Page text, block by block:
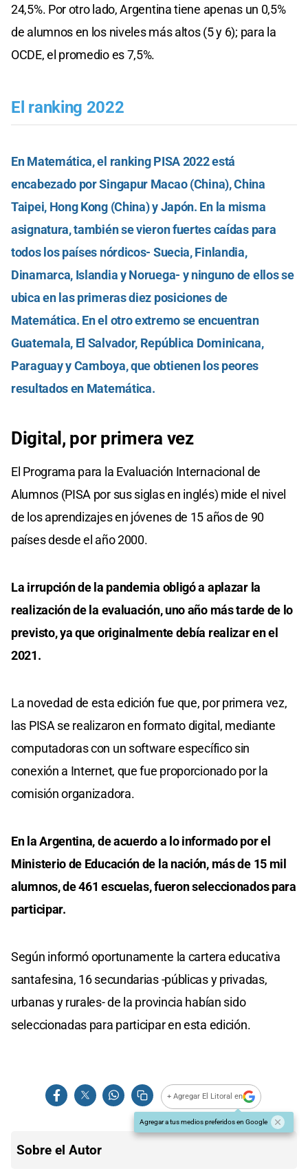
24,5%. Por otro lado, Argentina tiene apenas un 0,5%
de alumnos en los niveles más altos (5 y 6); para la
OCDE, el promedio es 7,5%.
El ranking 2022
En Matemática, el ranking PISA 2022 está
encabezado por Singapur Macao (China), China
Taipei, Hong Kong (China) y Japón. En la misma
asignatura, también se vieron fuertes caídas para
todos los países nórdicos- Suecia, Finlandia,
Dinamarca, Islandia y Noruega- y ninguno de ellos se
ubica en las primeras diez posiciones de
Matemática. En el otro extremo se encuentran
Guatemala, El Salvador, República Dominicana,
Paraguay y Camboya, que obtienen los peores
resultados en Matemática.
Digital, por primera vez
El Programa para la Evaluación Internacional de
Alumnos (PISA por sus siglas en inglés) mide el nivel
de los aprendizajes en jóvenes de 15 años de 90
países desde el año 2000.
La irrupción de la pandemia obligó a aplazar la
realización de la evaluación, uno año más tarde de lo
previsto, ya que originalmente debía realizar en el
2021.
La novedad de esta edición fue que, por primera vez,
las PISA se realizaron en formato digital, mediante
computadoras con un software específico sin
conexión a Internet, que fue proporcionado por la
comisión organizadora.
En la Argentina, de acuerdo a lo informado por el
Ministerio de Educación de la nación, más de 15 mil
alumnos, de 461 escuelas, fueron seleccionados para
participar.
Según informó oportunamente la cartera educativa
santafesina, 16 secundarias -públicas y privadas,
urbanas y rurales- de la provincia habían sido
seleccionadas para participar en esta edición.
+ Agregar El Litoral en
Agregar a tus medios preferidos en Google
Sobre el Autor